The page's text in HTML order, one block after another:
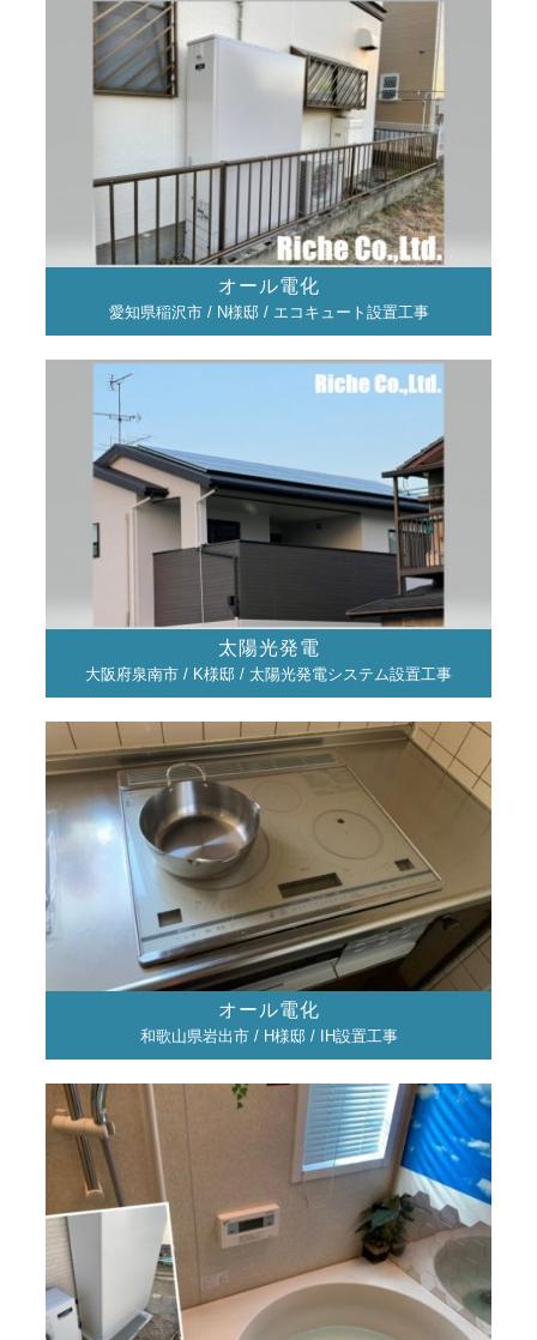
オール電化
愛知県稲沢市 / N様邸 / エコキュート設置工事
太陽光発電
大阪府泉南市 / K様邸 / 太陽光発電システム設置工事
オール電化
和歌山県岩出市 / H様邸 / IH設置工事